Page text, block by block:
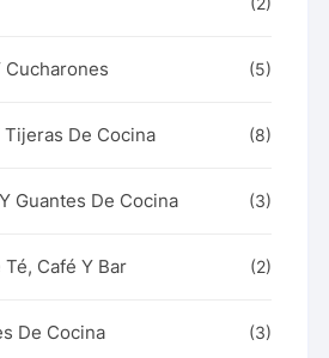
Cucharones (5)
De Cocina (8)
Guantes De Cocina (3)
Café Y Bar (2)
De Cocina (3)